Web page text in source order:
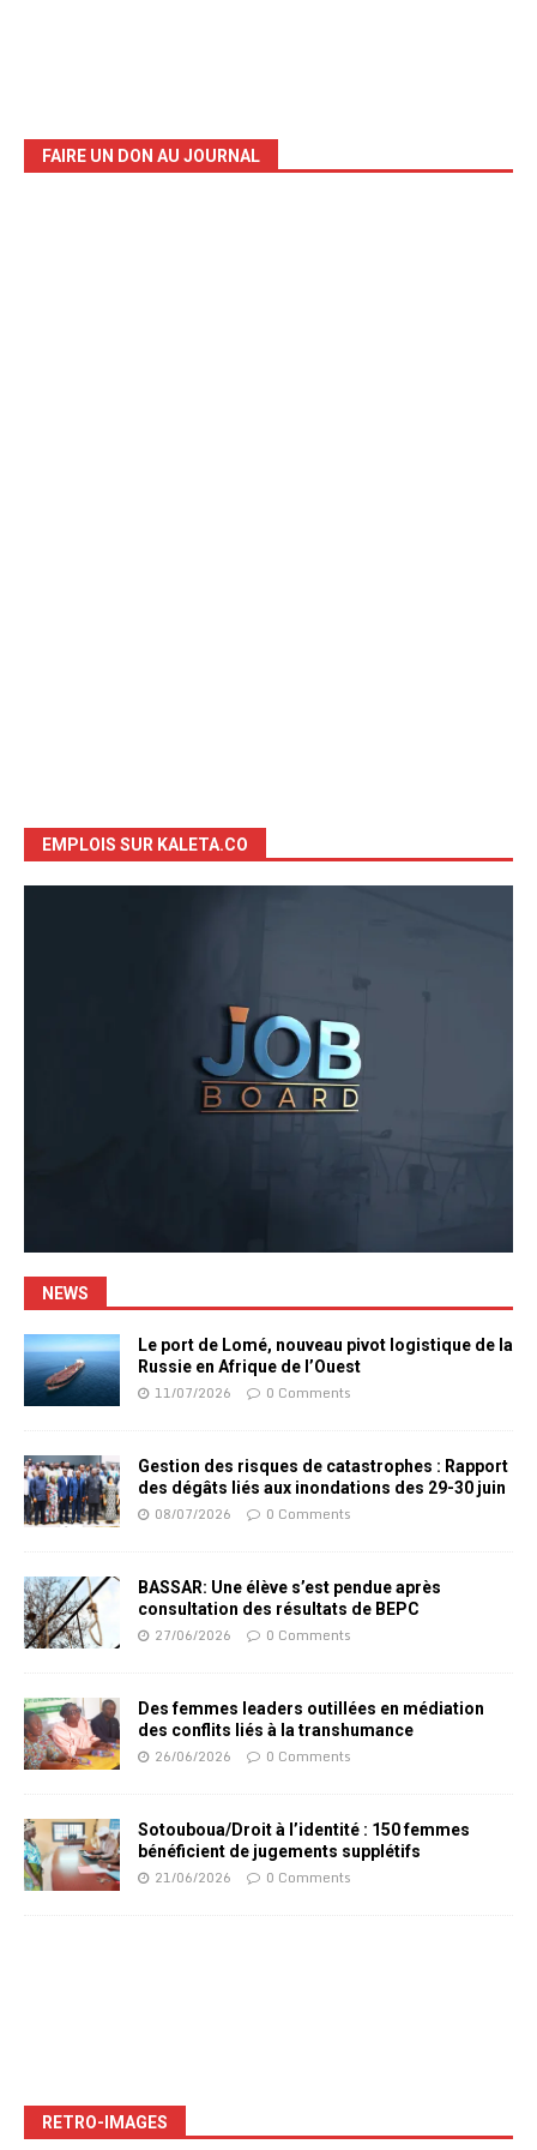
FAIRE UN DON AU JOURNAL
EMPLOIS SUR KALETA.CO
NEWS
Le port de Lomé, nouveau pivot logistique de la
Russie en Afrique de l’Ouest
11/07/2026 0 Comments
Gestion des risques de catastrophes : Rapport
des dégâts liés aux inondations des 29-30 juin
08/07/2026 0 Comments
BASSAR: Une élève s’est pendue après
consultation des résultats de BEPC
27/06/2026 0 Comments
Des femmes leaders outillées en médiation
des conflits liés à la transhumance
26/06/2026 0 Comments
Sotouboua/Droit à l’identité : 150 femmes
bénéficient de jugements supplétifs
21/06/2026 0 Comments
RETRO-IMAGES